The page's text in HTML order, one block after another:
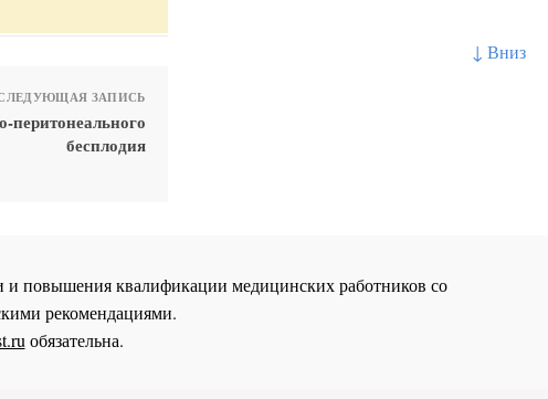
↓ Вниз
ЗАПИСЬ
бесплодия
и повышения квалификации медицинских работников со
рекомендациями.
обязательна.